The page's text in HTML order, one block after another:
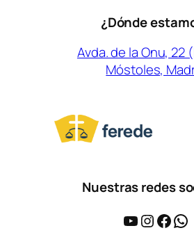
¿Dónde
Avda. de la Onu, 22
Móstoles,
Nuestras redes
YouTube Instagram Facebook WhatsApp